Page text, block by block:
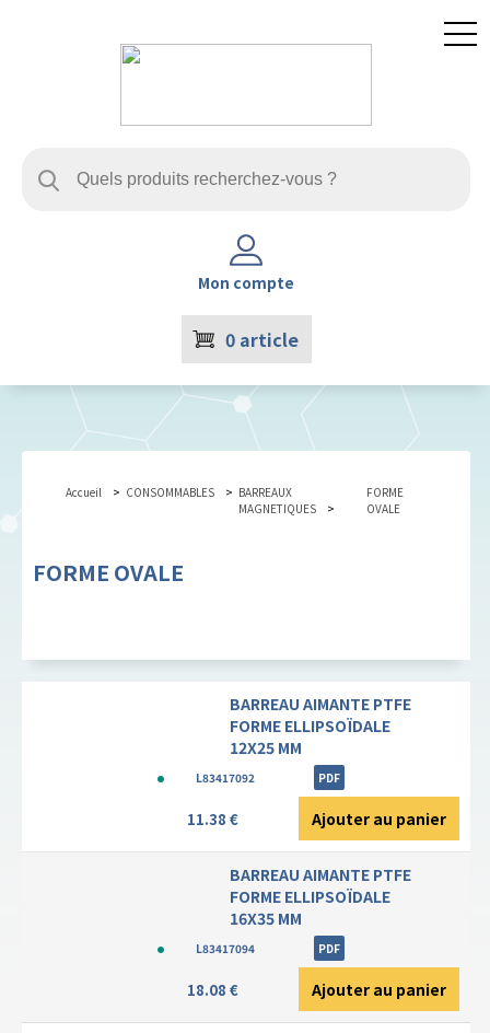
Mon compte
0 article
Accueil CONSOMMABLES
BARREAUX
MAGNETIQUES
FORME
OVALE
FORME OVALE
BARREAU AIMANTE PTFE
FORME ELLIPSOÏDALE
12X25 MM
L83417092 PDF
11.38 € Ajouter au panier
BARREAU AIMANTE PTFE
FORME ELLIPSOÏDALE
16X35 MM
L83417094 PDF
18.08 € Ajouter au panier